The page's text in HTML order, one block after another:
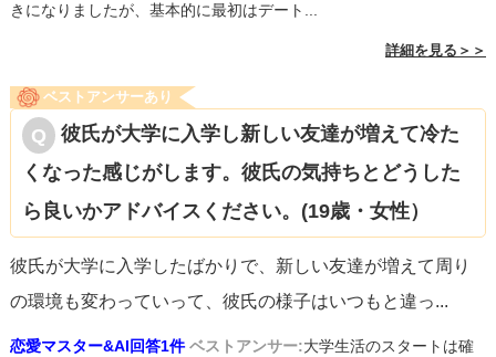
きになりましたが、基本的に最初はデート...
詳細を見る＞＞
ベストアンサーあり
彼氏が大学に入学し新しい友達が増えて冷た
くなった感じがします。彼氏の気持ちとどうした
ら良いかアドバイスください。(19歳・女性）
彼氏が大学に入学したばかりで、新しい友達が増えて周り
の環境も変わっていって、彼氏の様子はいつもと違っ...
恋愛マスター&AI回答1件 ベストアンサー:大学生活のスタートは確